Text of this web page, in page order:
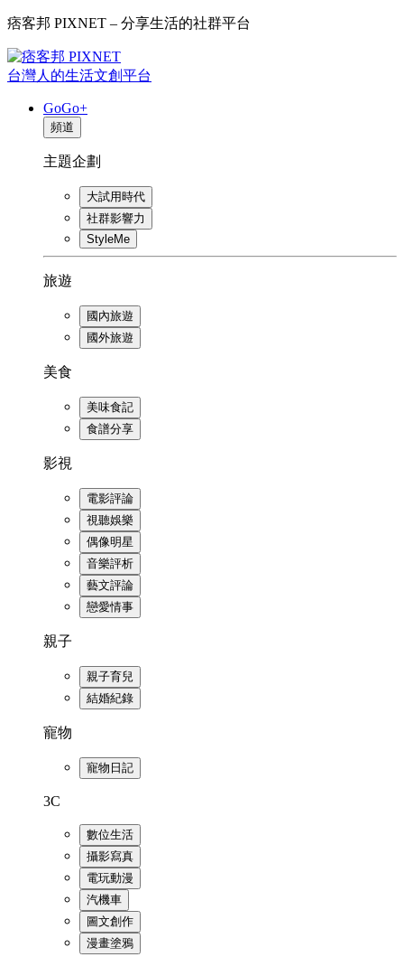
痞客邦 PIXNET – 分享生活的社群平台
台灣人的生活文創平台
GoGo+
頻道
主題企劃
大試用時代
社群影響力
StyleMe
旅遊
國內旅遊
國外旅遊
美食
美味食記
食譜分享
影視
電影評論
視聽娛樂
偶像明星
音樂評析
藝文評論
戀愛情事
親子
親子育兒
結婚紀錄
寵物
寵物日記
3C
數位生活
攝影寫真
電玩動漫
汽機車
圖文創作
漫畫塗鴉